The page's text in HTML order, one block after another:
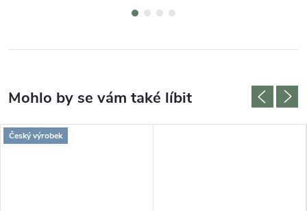
Český výrobek